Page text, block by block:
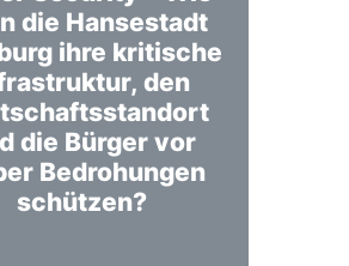
die Hansestadt
ihre kritische
den
die Bürger vor
Bedrohungen
schützen?